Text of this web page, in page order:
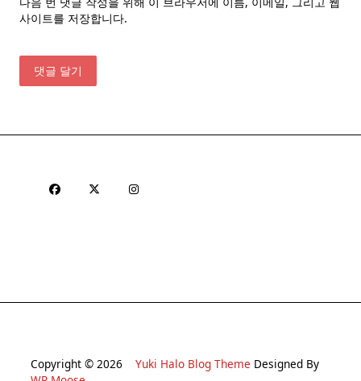
사이트를 저장합니다.
Copyright © 2026 Yuki Halo Blog Theme Designed By